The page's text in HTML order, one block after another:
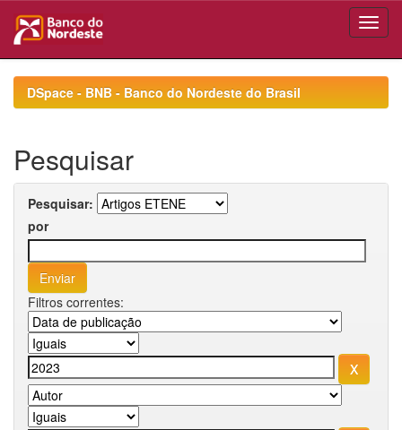
navigationDSpace - BNB - Banco do Nordeste do Brasil
Pesquisar
Pesquisar:
por
Filtros correntes: